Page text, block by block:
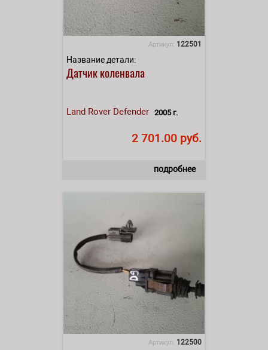
Артикул: 122501
Название детали:
Датчик коленвала
Land Rover Defender 2005 г.
2 701.00 руб.
подробнее
Артикул: 122500